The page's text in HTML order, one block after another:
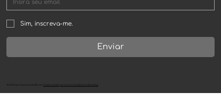
Sim, inscreva-me.
Enviar
2024 Declarando Bitcoin Desenvolvido por Innove Consultoria e Branding